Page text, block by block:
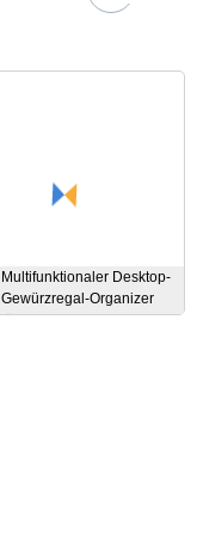
Multifunktionaler Desktop-
Gewürzregal-Organizer
für mehrschichtige